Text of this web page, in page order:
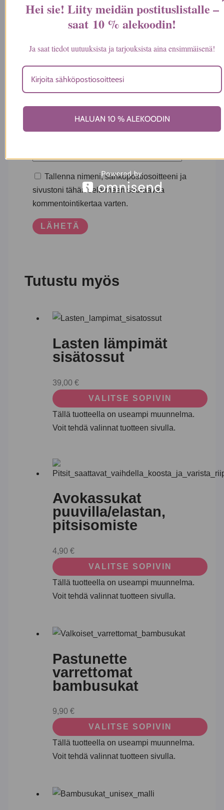
Tallenna nimeni, sähköpostiosoitteeni ja
sivustoni tähän selaimeen seuraavaa
kommentointikertaa varten.
Tutustu myös
Lasten lämpimät
sisätossut
39,00 €
VALITSE SOPIVIN
Tällä tuotteella on useampi muunnelma.
Voit tehdä valinnat tuotteen sivulla.
Avokassukat
puuvilla/elastan,
pitsisomiste
4,90 €
VALITSE SOPIVIN
Tällä tuotteella on useampi muunnelma.
Voit tehdä valinnat tuotteen sivulla.
Pastunette
varrettomat
bambusukat
9,90 €
VALITSE SOPIVIN
Tällä tuotteella on useampi muunnelma.
Voit tehdä valinnat tuotteen sivulla.
Hei sie! Liity meidän postituslistalle –
saat 10 % alekoodin!
Ja saat tiedot uutuuksista ja tarjouksista aina ensimmäisenä!
HALUAN 10 % ALEKOODIN